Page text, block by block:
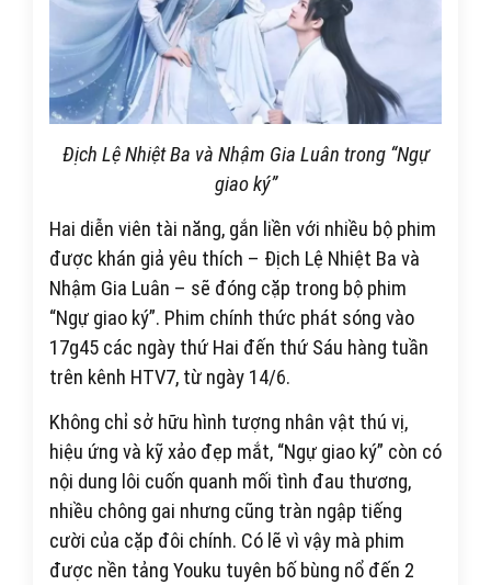
Địch Lệ Nhiệt Ba và Nhậm Gia Luân trong “Ngự
giao ký”
Hai diễn viên tài năng, gắn liền với nhiều bộ phim
được khán giả yêu thích – Địch Lệ Nhiệt Ba và
Nhậm Gia Luân – sẽ đóng cặp trong bộ phim
“Ngự giao ký”. Phim chính thức phát sóng vào
17g45 các ngày thứ Hai đến thứ Sáu hàng tuần
trên kênh HTV7, từ ngày 14/6.
Không chỉ sở hữu hình tượng nhân vật thú vị,
hiệu ứng và kỹ xảo đẹp mắt, “Ngự giao ký” còn có
nội dung lôi cuốn quanh mối tình đau thương,
nhiều chông gai nhưng cũng tràn ngập tiếng
cười của cặp đôi chính. Có lẽ vì vậy mà phim
được nền tảng Youku tuyên bố bùng nổ đến 2